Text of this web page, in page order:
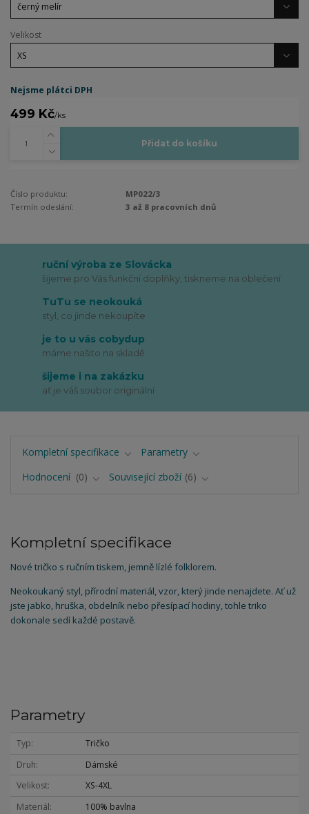
Velikost
Nejsme plátci DPH
499 Kč/ks
Přidat do košíku
Číslo produktu:
MP022/3
Termín odeslání:
3 až 8 pracovních dnů
ruční výroba ze Slovácka
šijeme pro Vás funkční doplňky, tiskneme na oblečení
TuTu se neokouká
styl, co jinde nekoupíte
je to u vás cobydup
máme našito na skladě
šijeme i na zakázku
ať je váš soubor originální
Kompletní specifikace
Parametry
Hodnocení
0 Související zboží 6
Kompletní specifikace
Nové tričko s ručním tiskem, jemně lízlé folklorem.
Neokoukaný styl, přírodní materiál, vzor, který jinde nenajdete. Ať už
jste jabko, hruška, obdelník nebo přesípací hodiny, tohle triko
dokonale sedí každé postavě.
Parametry
Typ
Tričko
Druh
Dámské
Velikost
XS-4XL
Materiál
100% bavlna